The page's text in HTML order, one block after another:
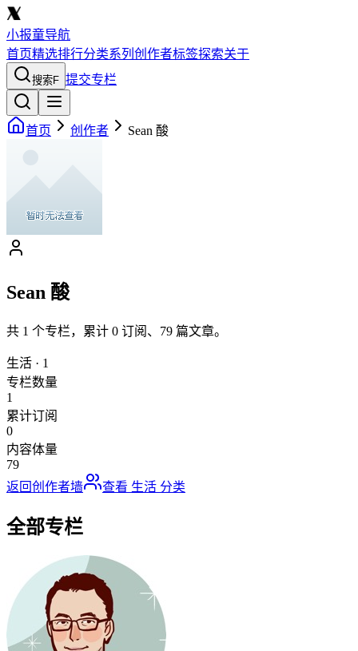
小报童导航
首页精选排行分类系列 创作者标签探索关于
搜索F 提交专栏
首页 创作者 Sean 酸
Sean 酸
共 1 个专栏，累计 0 订阅、 79 篇文章。
生活 · 1
专栏数量
1
累计订阅
0
内容体量
79
返回创作者墙
查看 生活 分类
全部专栏